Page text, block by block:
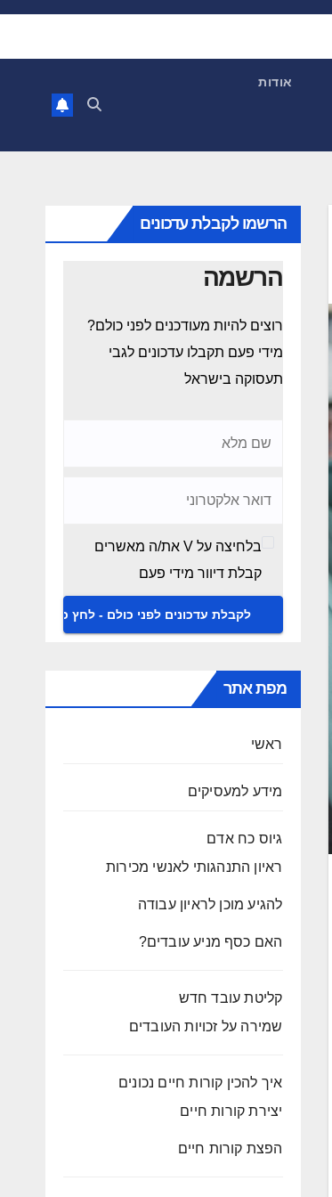
אודות
הרשמו לקבלת עדכונים
הרשמה
רוצים להיות מעודכנים לפני כולם?
מידי פעם תקבלו עדכונים לגבי
תעסוקה בישראל
בלחיצה על V את/ה מאשרים
קבלת דיוור מידי פעם
מפת אתר
ראשי
מידע למעסיקים
גיוס כח אדם
ראיון התנהגותי לאנשי מכירות
להגיע מוכן לראיון עבודה
האם כסף מניע עובדים?
קליטת עובד חדש
שמירה על זכויות העובדים
איך להכין קורות חיים נכונים
יצירת קורות חיים
הפצת קורות חיים